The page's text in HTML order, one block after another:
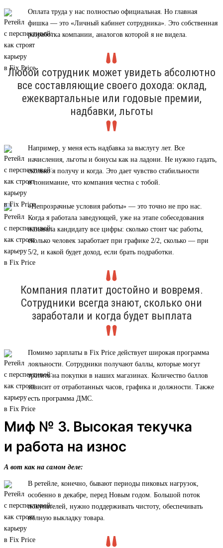
Оплата труда у нас полностью официальная. Но главная
фишка — это «Личный кабинет сотрудника». Это собственная
разработка компании, аналогов которой я не видела.
Любой сотрудник может увидеть абсолютно
все составляющие своего дохода: оклад,
ежеквартальные или годовые премии,
надбавки, льготы
Например, у меня есть надбавка за выслугу лет. Все
начисления, льготы и бонусы как на ладони. Не нужно гадать,
сколько я получу и когда. Это дает чувство стабильности
и понимание, что компания честна с тобой.
«Непрозрачные условия работы» — это точно не про нас.
Когда я работала заведующей, уже на этапе собеседования
называла кандидату все цифры: сколько стоит час работы,
сколько человек заработает при графике 2/2, сколько — при
5/2, и какой будет доход, если брать подработки.
Компания платит достойно и вовремя.
Сотрудники всегда знают, сколько они
заработали и когда будет выплата
Помимо зарплаты в Fix Price действует широкая программа
лояльности. Сотрудники получают баллы, которые могут
тратить на покупки в наших магазинах. Количество баллов
зависит от отработанных часов, графика и должности. Также
есть программа ДМС.
Миф № 3. Высокая текучка
и работа на износ
А вот как на самом деле:
В ретейле, конечно, бывают периоды пиковых нагрузок,
особенно в декабре, перед Новым годом. Большой поток
покупателей, нужно поддерживать чистоту, обеспечивать
полную выкладку товара.